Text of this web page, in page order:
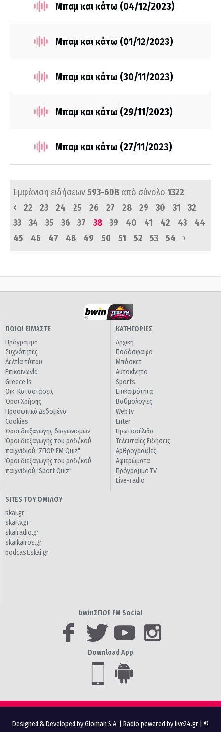
Μπαμ και κάτω (04/12/2023)
Μπαμ και κάτω (01/12/2023)
Μπαμ και κάτω (30/11/2023)
Μπαμ και κάτω (29/11/2023)
Μπαμ και κάτω (27/11/2023)
Εμφάνιση ειδήσεων593-608 από σύνολο 1322
‹
22 23 24 25 26 27 28 29 30 31
32
33
34 35 36 37 38 39 40 41 42 43
44
45
46 47 48 49 50 51 52 53 54 ›
ΠΟΙΟΙ ΕΙΜΑΣΤΕ
Πρόγραμμα
Συχνότητες
Δελτία τύπου
Επικοινωνία
Greece Is
Οικ. Καταστάσεις
Όροι Χρήσης
Προσωπικά Δεδομένα
Cookies
Όροι διεξαγωγής διαγωνισμών
Όροι διεξαγωγής του ραδ/κού
παιχνιδιού "ΣΠΟΡ FM Quiz"
Όροι διεξαγωγής του ραδ/κού
παιχνιδιού "Sport Quiz"
ΚΑΤΗΓΟΡΙΕΣ
Αρχική
Ποδόσφαιρο
Μπάσκετ
Αυτοκίνητο
Sports
Επικαιρότητα
Βαθμολογίες
WebTv
Enter
Πρωτοσέλιδα
Τελευταίες Ειδήσεις
Αρθρογραφίες
Αφιερώματα
Πρόγραμμα TV
Live-radio
SITES ΤΟΥ ΟΜΙΛΟΥ
skai.gr
skaitv.gr
skairadio.gr
skaikairos.gr
podcast.skai.gr
bwinΣΠΟΡ FM Social
Download App
Designed & Developed by Gloman S.A. Radio powered by live24.gr | ©